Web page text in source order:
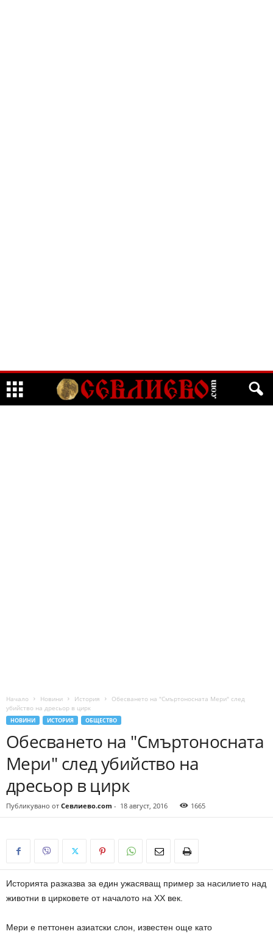
Начало Новини История
Обесването на "Смъртоносната Мери" след
убийство на дресьор в цирк
НОВИНИ ИСТОРИЯ ОБЩЕСТВО
Обесването на "Смъртоносната
Мери" след убийство на
дресьор в цирк
Публикувано от Севлиево.com - 18 август, 2016 1665
Историята разказва за един ужасяващ пример за насилието над
животни в цирковете от началото на ХХ век.
Мери е петтонен азиатски слон, известен още като